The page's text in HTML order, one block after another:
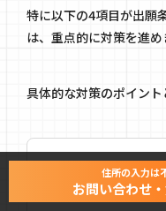
特に以下の4項目が出願
は、重点的に対策を進め
具体的な対策のポイント
評定平均｜学
を目指す
住所の入力は
お問い合わせ